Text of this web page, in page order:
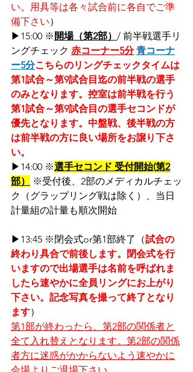
い。用具等は各々試合前に各自でご準
備下さい）
▶15:00 ※ 開場（第2部） / 前半戦選手リ
ングチェック 赤コーナー5分 青コーナ
ー5分こちらのリングチェックタイムは
第1試合～第9試合目迄の前半戦の選手
のみとなります。控室は前半戦を行う
第1試合～第9試合目の選手セコンドが
優先となります。中盤戦、後半戦の方
は前半戦の方に良い場所をお譲り下さ
い。
▶14:00 ※選手セコンド 受付開始(第2
部）
※受付後、2部のメディカルチェッ
ク（グラップリング戦は除く）、当日
計量組の計量も順次開始
▶13:45 ※閉会式or第1部終了（試合の
終わり具合で前後します。閉会式を行
いますので出場選手は名前を呼ばれま
したら速やかに全員リングにお上がり
下さい。記念写真を撮って終了となり
ます）
第1部が終わったら、第2部の関係者と
全て入れ替えとなります。第2部の関係
者方に迷惑がかからないよう速やかに